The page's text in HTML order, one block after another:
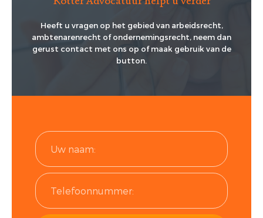
Heeft u vragen op het gebied van arbeidsrecht,
ambtenarenrecht of ondernemingsrecht, neem dan
gerust contact met ons op of maak gebruik van de
button.